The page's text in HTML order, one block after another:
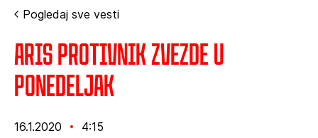
Pogledaj sve vesti
Aris protivnik Zvezde u
ponedeljak
16.1.2020 4:15